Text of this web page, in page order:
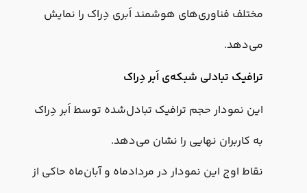
مختلف فناوری‌های هوشمند اَبری دِراک را نمایش
می‌دهد.
ترافیک تبادلی شبکه‌ی اَبر دِراک
این نمودار حجم ترافیک تبادل‌شده توسط اَبر دِراک
به کاربران نهایی را نشان می‌دهد.
نقاط اوج این نمودار در مردادماه و آبان‌ماه حاکی از